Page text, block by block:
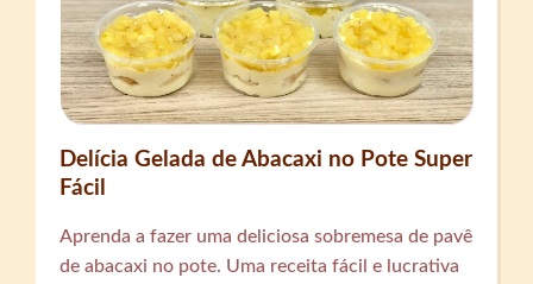
Delícia Gelada de Abacaxi no Pote Super
Fácil
Aprenda a fazer uma deliciosa sobremesa de pavê
de abacaxi no pote. Uma receita fácil e lucrativa